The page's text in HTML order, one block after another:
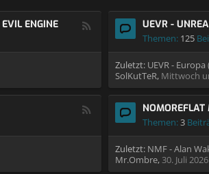
ENGINE UEVR -
Themen: 125
Zuletzt: UEVR -
SolKutTeR, Mittwoch
NOMOREFLAT
Themen:3
Zuletzt: NMF - Alan
Mr.Ombre, 30. Juli 2026